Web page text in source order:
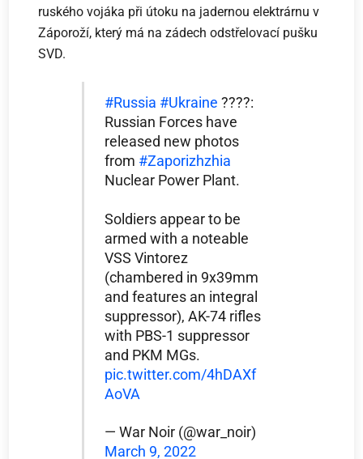
ruského vojáka při útoku na jadernou elektrárnu v
Záporoží, který má na zádech odstřelovací pušku
SVD.
#Russia #Ukraine ????:
Russian Forces have
released new photos
from #Zaporizhzhia
Nuclear Power Plant.
Soldiers appear to be
armed with a noteable
VSS Vintorez
(chambered in 9x39mm
and features an integral
suppressor), AK-74 rifles
with PBS-1 suppressor
and PKM MGs.
pic.twitter.com/4hDAXf
AoVA
— War Noir (@war_noir)
March 9, 2022